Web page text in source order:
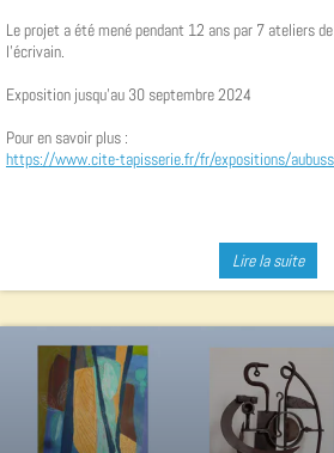
Le projet a été mené pendant 12 ans par 7 ateliers
l'écrivain.
Exposition jusqu'au 30 septembre 2024
Pour en savoir plus :
https://www.cite-tapisserie.fr/fr/expositions/
Lire la suite